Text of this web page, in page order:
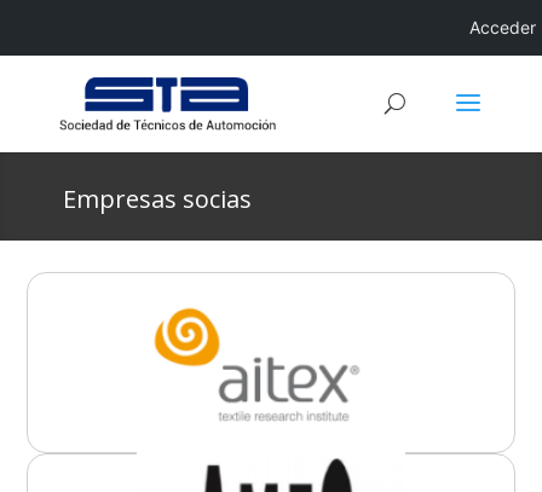
Empresas socias
Acceder